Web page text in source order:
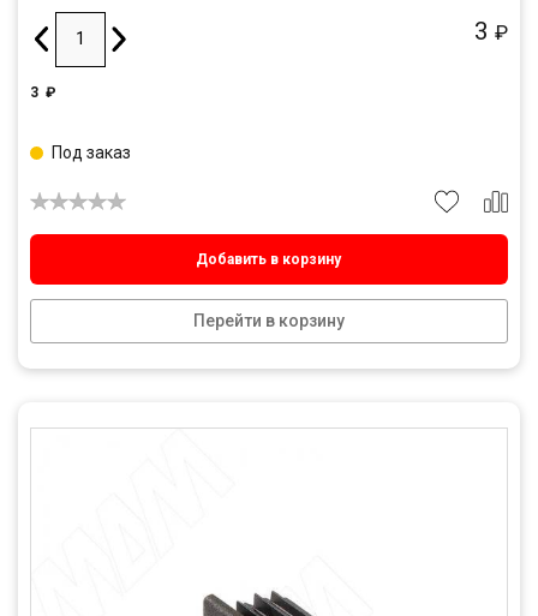
3 ₽
3 ₽
Добавить в корзину
Перейти в корзину
Под заказ